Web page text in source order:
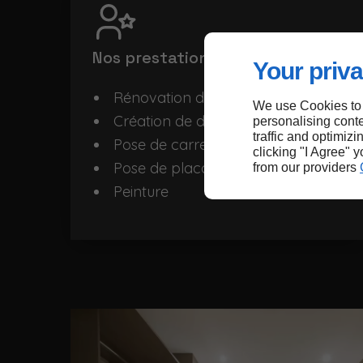
Your
We use Cookies
personalising
traffic and
clicking "I Agree"
from our providers
Nos prestations
Rénovation de salle de bains
Création de dressing sur mesure
Pose de carrelage
Pose de placo
Peinture